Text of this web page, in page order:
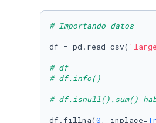
# Importando datos
df = pd.read_csv(
# df
# df.info()
# df.isnull().sum()
df.fillna(0, inplace=